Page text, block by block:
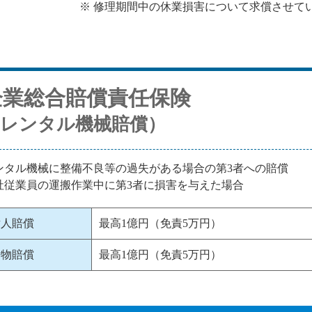
※ 修理期間中の休業損害について求償させて
総合賠償責任保険
ンタル機械賠償）
タル機械に整備不良等の過失がある場合の第3者への賠償
従業員の運搬作業中に第3者に損害を与えた場合
賠償 最高1億円（免責5万円）
賠償 最高1億円（免責5万円）